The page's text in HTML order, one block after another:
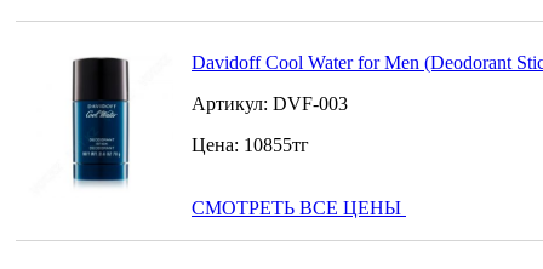
Davidoff Cool Water for Men (Deodorant
Артикул: DVF-003
Цена: 10855тг
СМОТРЕТЬ ВСЕ ЦЕНЫ